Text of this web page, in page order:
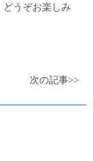
どうぞお楽しみ
次の記事>>